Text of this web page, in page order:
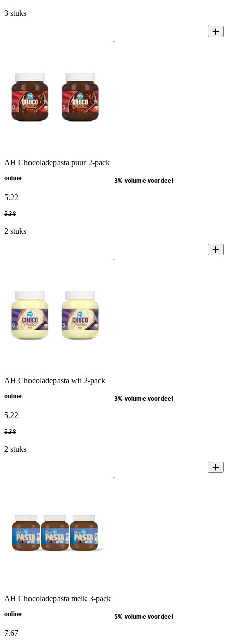
3 stuks
AH Chocoladepasta puur 2-pack
online 3% volume voordeel
5.22
5.38
2 stuks
AH Chocoladepasta wit 2-pack
online 3% volume voordeel
5.22
5.38
2 stuks
AH Chocoladepasta melk 3-pack
online 5% volume voordeel
7.67